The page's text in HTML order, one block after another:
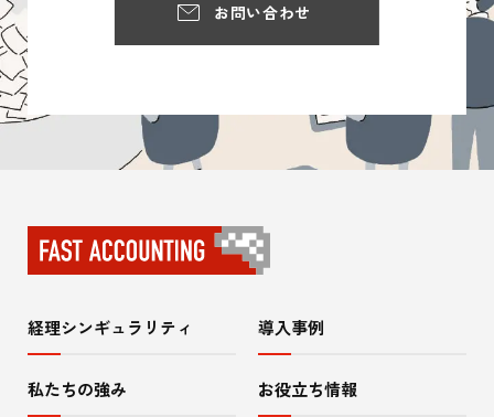
お問い合わせ
サ
イ
経理シンギュラリティ
私たちの強み
導入事例
お役立ち情報